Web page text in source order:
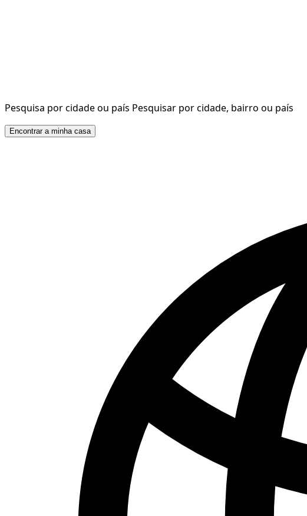
Pesquisa por cidade ou país Pesquisar por cidade, bairro ou país
Encontrar a minha casa